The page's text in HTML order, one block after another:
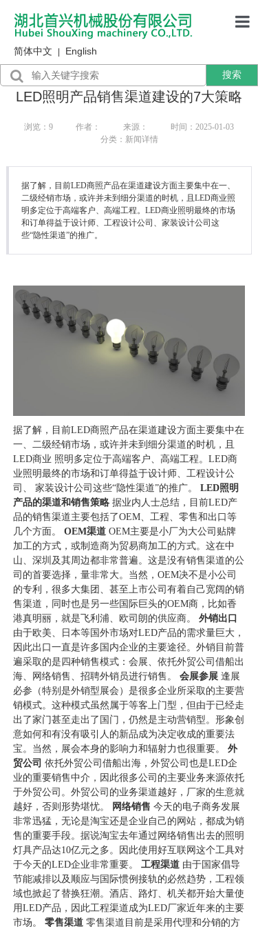
简体中文 English
搜索
LED照明产品销售渠道建设的7大策略
浏览： 9 作者： 来源：
时间：2025-01-03
分类：新闻详情
据了解，目前LED商照产品在渠道建设方面主要集中在一、
二级经销市场，或许并未到细分渠道的时机，且LED商业照
明多定位于高端客户、高端工程。LED商业照明最终的市场
和订单得益于设计师、工程设计公司、家装设计公司这
些“隐性渠道”的推广。
据了解，目前LED商照产品在渠道建设方面主要集中在
一、二级经销市场，或许并未到细分渠道的时机，且
LED商业 照明多定位于高端客户、高端工程。LED商
业照明最终的市场和订单得益于设计师、工程设计公
司、 家装设计公司这些“隐性渠道”的推广。LED照明
产品的渠道和销售策略 据业内人士总结，目前LED产
品的销售渠道主要包括了OEM、工程、零售和出口等
几个方面。OEM渠道 OEM主要是小厂为大公司贴牌
加工的方式，或制造商为贸易商加工的方式。这在中
山、深圳及其周边都非常普遍。这是没有销售渠道的公
司的首要选择，量非常大。当然，OEM决不是小公司
的专利，很多大集团、甚至上市公司有着自己宽阔的销
售渠道，同时也是另一些国际巨头的OEM商，比如香
港真明丽，就是飞利浦、欧司朗的供应商。外销出口
由于欧美、日本等国外市场对LED产品的需求量巨大，
因此出口一直是许多国内企业的主要途径。外销目前普
遍采取的是四种销售模式：会展、依托外贸公司借船出
海、网络销售、招聘外销员进行销售。会展参展 逢展
必参（特别是外销型展会）是很多企业所采取的主要营
销模式。这种模式虽然属于等客上门型，但由于已经走
出了家门甚至走出了国门，仍然是主动营销型。形象创
意如何和有没有吸引人的新品成为决定收成的重要法
宝。当然，展会本身的影响力和辐射力也很重要。外
贸公司 依托外贸公司借船出海，外贸公司也是LED企
业的重要销售中介，因此很多公司的主要业务来源依托
于外贸公司。外贸公司的业务渠道越好，厂家的生意就
越好，否则形势堪忧。
网络销售今天的电子商务发展
非常迅猛，无论是淘宝还是企业自己的网站，都成为销
售的重要手段。据说淘宝去年通过网络销售出去的照明
灯具产品达10亿元之多。因此使用好互联网这个工具对
于今天的LED企业非常重要。工程渠道 由于国家倡导
节能减排以及顺应与国际惯例接轨的必然趋势，工程领
域也掀起了替换狂潮。酒店、路灯、机关都开始大量使
用LED产品，因此工程渠道成为LED厂家近年来的主要
市场。零售渠道 零售渠道目前是采用代理和分销的方